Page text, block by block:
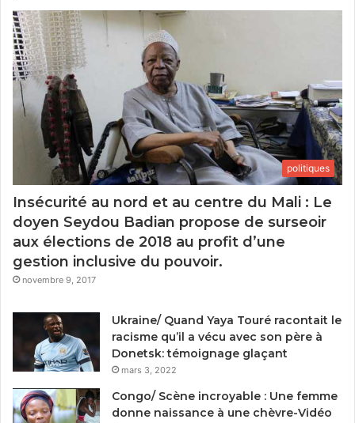
politiques
Insécurité au nord et au centre du Mali : Le
doyen Seydou Badian propose de surseoir
aux élections de 2018 au profit d’une
gestion inclusive du pouvoir.
novembre 9, 2017
Ukraine/ Quand Yaya Touré racontait le
racisme qu’il a vécu avec son père à
Donetsk: témoignage glaçant
mars 3, 2022
Congo/ Scène incroyable : Une femme
donne naissance à une chèvre-Vidéo